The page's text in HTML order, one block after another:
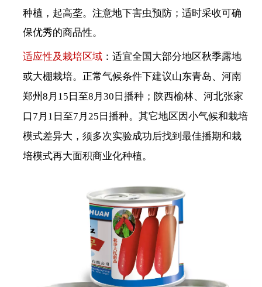
种植，起高垄。注意地下害虫预防；适时采收可确
保优秀的商品性。
适应性及栽培区域 ：适宜全国大部分地区秋季露地
或大棚栽培。正常气候条件下建议山东青岛、河南
郑州8月15日至8月30日播种；陕西榆林、河北张家
口7月1日至7月25日播种。其它地区因小气候和栽培
模式差异大，须多次实验成功后找到最佳播期和栽
培模式再大面积商业化种植。